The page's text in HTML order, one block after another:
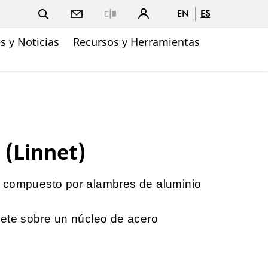
EN ES
y Noticias
Recursos y Herramientas
(Linnet)
por alambres de aluminio
sobre un núcleo de acero